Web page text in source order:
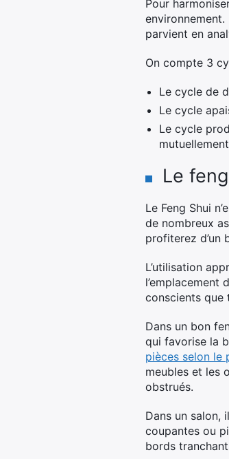
Pour
environnement.
parvient en
On compte 3
Le cycle de
Le cycle
Le cycle
Le
Le Feng Shui
de nombreux
profiterez d’un
L’utilisation
l’emplacement
conscients que
Dans un bon
qui favorise la
pièces selon le
meubles et les
obstrués.
Dans un salon,
coupantes ou
bords